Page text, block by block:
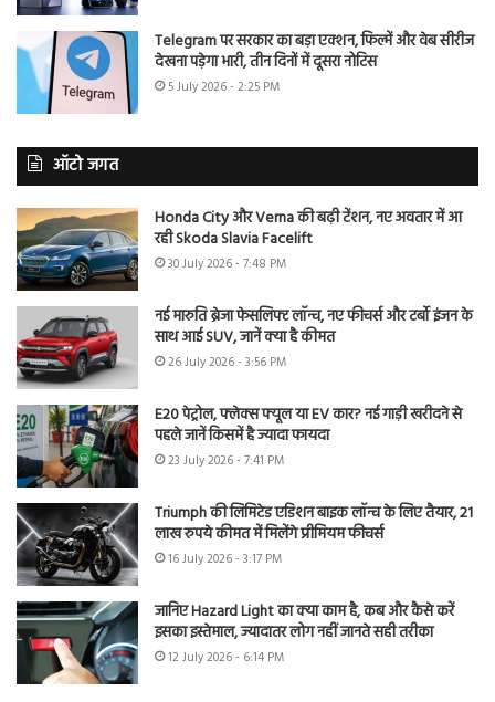
Telegram पर सरकार का बड़ा एक्शन, फिल्में और वेब सीरीज
देखना पड़ेगा भारी, तीन दिनों में दूसरा नोटिस
5 July 2026 - 2:25 PM
ऑटो जगत
Honda City और Verna की बढ़ी टेंशन, नए अवतार में आ
रही Skoda Slavia Facelift
30 July 2026 - 7:48 PM
नई मारुति ब्रेजा फेसलिफ्ट लॉन्च, नए फीचर्स और टर्बो इंजन के
साथ आई SUV, जानें क्या है कीमत
26 July 2026 - 3:56 PM
E20 पेट्रोल, फ्लेक्स फ्यूल या EV कार? नई गाड़ी खरीदने से
पहले जानें किसमें है ज्यादा फायदा
23 July 2026 - 7:41 PM
Triumph की लिमिटेड एडिशन बाइक लॉन्च के लिए तैयार, 21
लाख रुपये कीमत में मिलेंगे प्रीमियम फीचर्स
16 July 2026 - 3:17 PM
जानिए Hazard Light का क्या काम है, कब और कैसे करें
इसका इस्तेमाल, ज्यादातर लोग नहीं जानते सही तरीका
12 July 2026 - 6:14 PM